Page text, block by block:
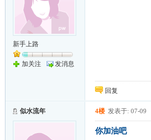
新手上路
加关注 发消息
回复
似水流年 4楼 发表于: 07-09
你加油吧